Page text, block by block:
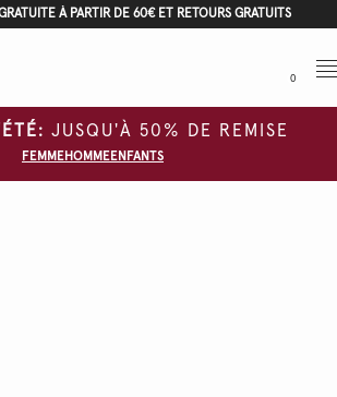
À PARTIR DE 60€ ET RETOURS GRATUITS
0
JUSQU'À 50% DE REMISE
FEMMEHOMMEENFANTS